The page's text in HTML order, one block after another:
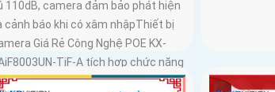
110dB, camera đảm bảo phát hiện
cảnh báo khi có xâm nhậpThiết bị
Giá Rẻ Công Nghệ POE KX-
TiF-A tích hợp chức năng
cấp Thu Âm Và Loa rõ ràng để